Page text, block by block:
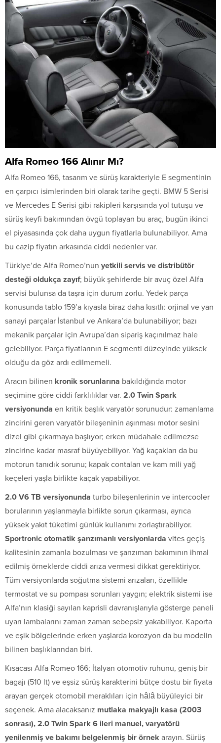
Alfa Romeo 166 Alınır Mı?
Alfa Romeo 166, tasarım ve sürüş karakteriyle E segmentinin
en çarpıcı isimlerinden biri olarak tarihe geçti. BMW 5 Serisi
ve Mercedes E Serisi gibi rakipleri karşısında yol tutuşu ve
sürüş keyfi bakımından övgü toplayan bu araç, bugün ikinci
el piyasasında çok daha uygun fiyatlarla bulunabiliyor. Ama
bu cazip fiyatın arkasında ciddi nedenler var.
Türkiye’de Alfa Romeo’nun yetkili servis ve distribütör
desteği oldukça zayıf; büyük şehirlerde bir avuç özel Alfa
servisi bulunsa da taşra için durum zorlu. Yedek parça
konusunda tablo 159’a kıyasla biraz daha kısıtlı: orjinal ve yan
sanayi parçalar İstanbul ve Ankara’da bulunabiliyor; bazı
mekanik parçalar için Avrupa’dan sipariş kaçınılmaz hale
gelebiliyor. Parça fiyatlarının E segmenti düzeyinde yüksek
olduğu da göz ardı edilmemeli.
Aracın bilinen kronik sorunlarına bakıldığında motor
seçimine göre ciddi farklılıklar var. 2.0 Twin Spark
versiyonunda en kritik başlık varyatör sorunudur: zamanlama
zincirini geren varyatör bileşeninin aşınması motor sesini
dizel gibi çıkarmaya başlıyor; erken müdahale edilmezse
zincirine kadar masraf büyüyebiliyor. Yağ kaçakları da bu
motorun tanıdık sorunu; kapak contaları ve kam mili yağ
keçeleri yaşla birlikte kaçak yapabiliyor.
2.0 V6 TB versiyonunda turbo bileşenlerinin ve intercooler
borularının yaşlanmayla birlikte sorun çıkarması, ayrıca
yüksek yakıt tüketimi günlük kullanımı zorlaştırabiliyor.
Sportronic otomatik şanzımanlı versiyonlarda vites geçiş
kalitesinin zamanla bozulması ve şanzıman bakımının ihmal
edilmiş örneklerde ciddi arıza vermesi dikkat gerektiriyor.
Tüm versiyonlarda soğutma sistemi arızaları, özellikle
termostat ve su pompası sorunları yaygın; elektrik sistemi ise
Alfa’nın klasiği sayılan kaprisli davranışlarıyla gösterge paneli
uyarı lambalarını zaman zaman sebepsiz yakabiliyor. Kaporta
ve eşik bölgelerinde erken yaşlarda korozyon da bu modelin
bilinen başlıklarından biri.
Kısacası Alfa Romeo 166; İtalyan otomotiv ruhunu, geniş bir
bagajı (510 lt) ve eşsiz sürüş karakterini bütçe dostu bir fiyata
arayan gerçek otomobil meraklıları için hâlâ büyüleyici bir
seçenek. Ama alacaksanız mutlaka makyajlı kasa (2003
sonrası), 2.0 Twin Spark 6 ileri manuel, varyatörü
yenilenmiş ve bakımı belgelenmiş bir örnek arayın. Sürüş